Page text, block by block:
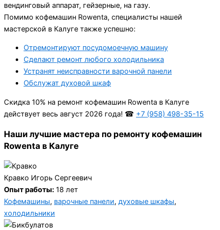
вендинговый аппарат, гейзерные, на газу.
Помимо кофемашин Rowenta, специалисты нашей
мастерской в Калуге также успешно:
Отремонтируют посудомоечную машину
Сделают ремонт любого холодильника
Устранят неисправности варочной панели
Обслужат духовой шкаф
Cкидка 10% на ремонт кофемашин Rowenta в Калуге
действует весь август 2026 года! ☎ +7 (958) 498-35-15
Наши лучшие мастера по ремонту кофемашин
Rowenta в Калуге
Кравко Игорь Сергеевич
Опыт работы: 18 лет
Кофемашины, варочные панели, духовые шкафы,
холодильники